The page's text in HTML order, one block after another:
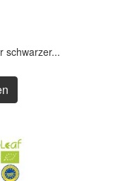
schwarzer...